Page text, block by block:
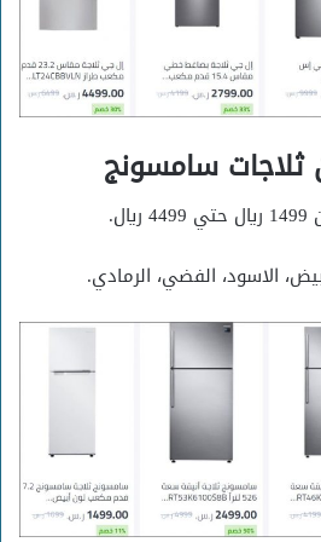
سامسونج
الاسود، الفضي، الرمادي.